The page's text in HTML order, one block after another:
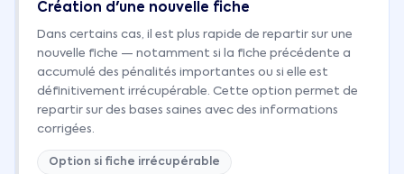
Création d'une nouvelle fiche
Dans certains cas, il est plus rapide de repartir sur une
nouvelle fiche — notamment si la fiche précédente a
accumulé des pénalités importantes ou si elle est
définitivement irrécupérable. Cette option permet de
repartir sur des bases saines avec des informations
corrigées.
Option si fiche irrécupérable